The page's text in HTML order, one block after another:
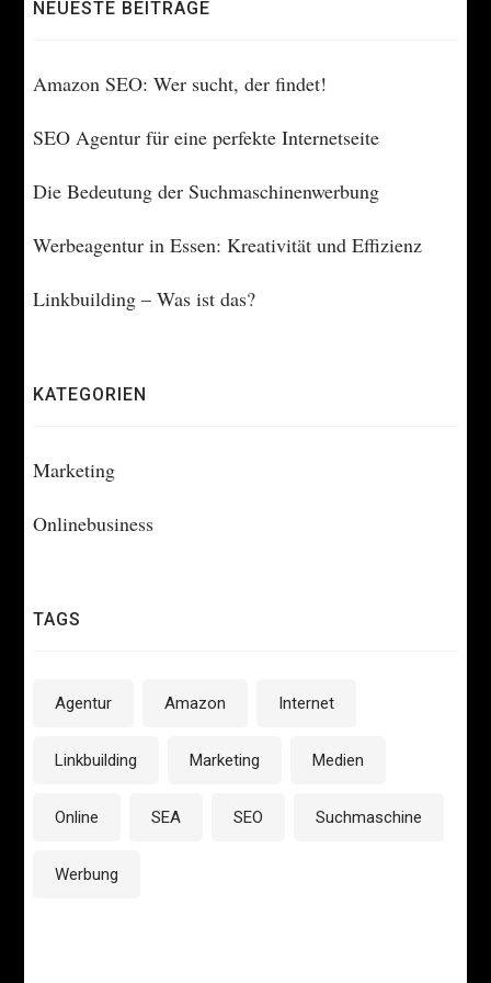
NEUESTE BEITRÄGE
Amazon SEO: Wer sucht, der findet!
SEO Agentur für eine perfekte Internetseite
Die Bedeutung der Suchmaschinenwerbung
Werbeagentur in Essen: Kreativität und Effizienz
Linkbuilding – Was ist das?
KATEGORIEN
Marketing
Onlinebusiness
TAGS
Agentur Amazon Internet
Linkbuilding Marketing Medien
Online SEA SEO Suchmaschine
Werbung